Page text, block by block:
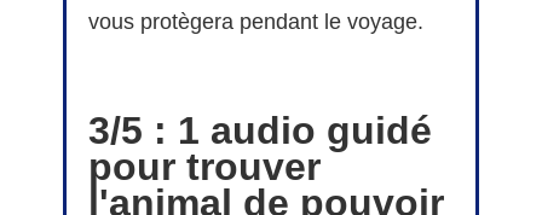
vous protègera pendant le voyage.
3/5 : 1 audio guidé
pour trouver
l'animal de pouvoir